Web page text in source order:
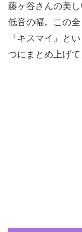
藤ヶ谷さんの美
低音の幅。この
『キスマイ』と
つにまとめ上げて